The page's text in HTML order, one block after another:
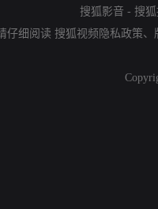
搜狐影音 - 搜
仔细阅读 搜狐视频隐私政策、